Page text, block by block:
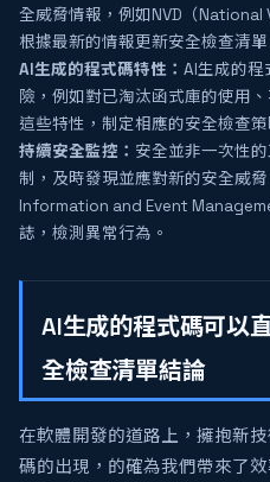
全威脅情報，例如NVD（
根據最新的情報更新安全檢查清單
AI生成的程式碼特性： AI生成的程
險，例如對已淘汰函式庫的使用
這些特性，制定相應的安全檢查策
持續安全監控： 安全並非一次性
制，及時發現並應對新的安全威
Information and Event
誌，檢測異常行為。
AI生成的程式碼可以
全檢查清單結論
在軟體開發的道路上，擁抱新
碼的出現，的確為我們帶來了